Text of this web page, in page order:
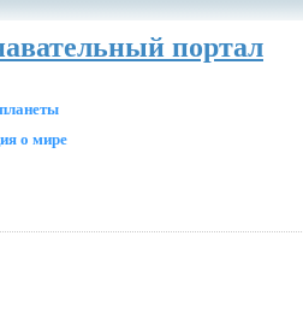
портал
о мире